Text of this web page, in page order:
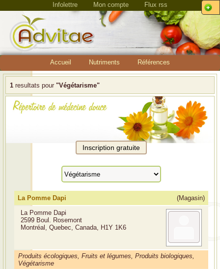
Infolettre Mon compte Flux rss
Accueil Nutriments Références
1 resultats pour "Végétarisme"
La Pomme Dapi
(Magasin)
La Pomme Dapi
2599 Boul. Rosemont
Montréal, Quebec, Canada, H1Y 1K6
Produits écologiques, Fruits et légumes, Produits biologiques,
Végétarisme